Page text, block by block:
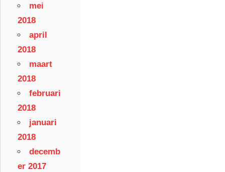
mei
2018
april
2018
maart
2018
februari
2018
januari
2018
decemb
er 2017